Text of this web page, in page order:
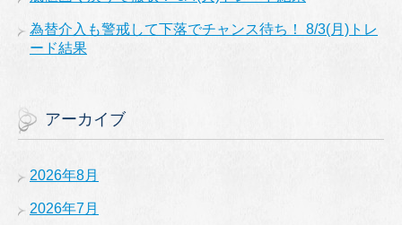
為替介入も警戒して下落でチャンス待ち！ 8/3(月)トレ
ード結果
アーカイブ
2026年8月
2026年7月